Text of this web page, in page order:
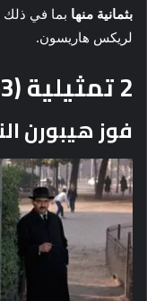
بثمانية منها بما في
لريكس هاريسون.
2تمثيلية (1963)
فوز هيبورن